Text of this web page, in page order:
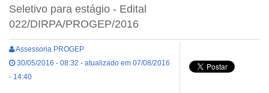
Seletivo para estágio - Edital
022/DIRPA/PROGEP/2016
Assessoria PROGEP
30/05/2016 - 08:32 - atualizado em 07/08/2016
- 14:40